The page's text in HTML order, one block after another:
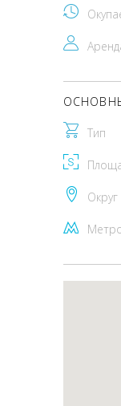
Тип
Округ